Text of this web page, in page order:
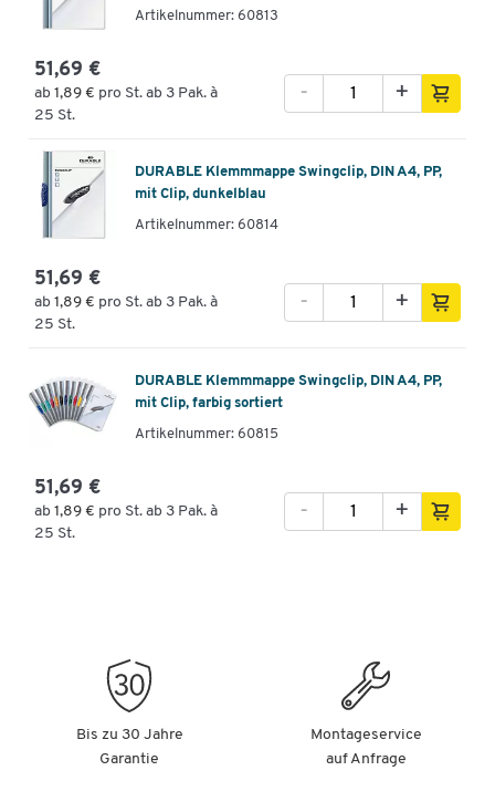
Artikelnummer: 60813
51,69 €
ab 1,89 € pro St. ab 3 Pak. à
25 St.
+
-
DURABLE Klemmmappe Swingclip, DIN A4, PP,
mit Clip, dunkelblau
Artikelnummer: 60814
51,69 €
ab 1,89 € pro St. ab 3 Pak. à
25 St.
+
-
DURABLE Klemmmappe Swingclip, DIN A4, PP,
mit Clip, farbig sortiert
Artikelnummer: 60815
51,69 €
ab 1,89 € pro St. ab 3 Pak. à
25 St.
+
-
Bis zu 30 Jahre
Garantie
Montageservice
auf Anfrage